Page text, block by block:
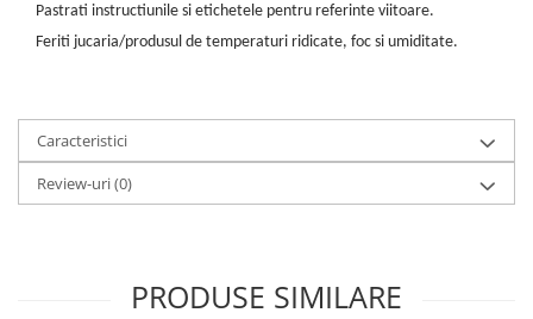
Pastrati instructiunile si etichetele pentru referinte viitoare.
Feriti jucaria/produsul de temperaturi ridicate, foc si umiditate.
Caracteristici
Review-uri(0)
PRODUSE SIMILARE